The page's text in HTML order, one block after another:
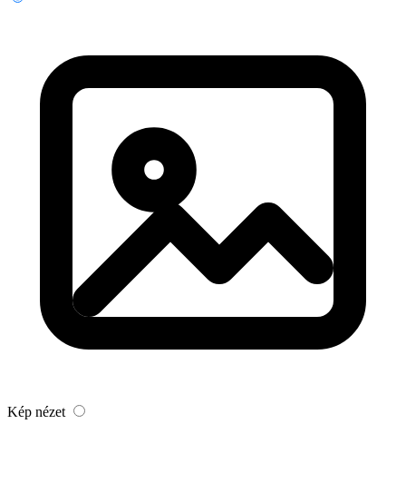
Kép nézet